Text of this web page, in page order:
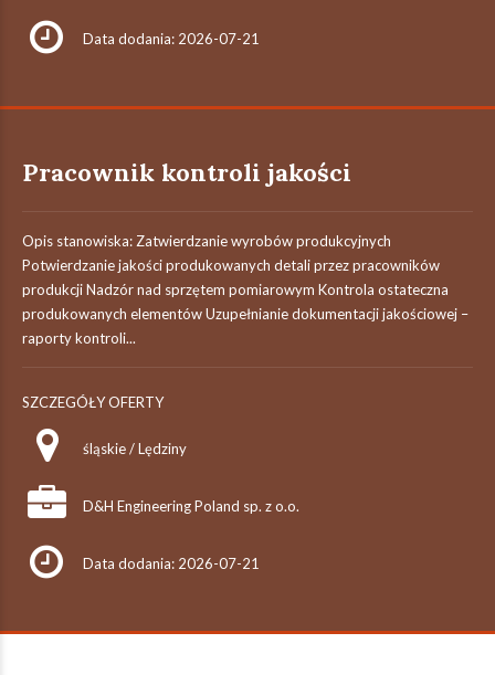
Data dodania: 2026-07-21
Pracownik kontroli jakości
Opis stanowiska: Zatwierdzanie wyrobów produkcyjnych
Potwierdzanie jakości produkowanych detali przez pracowników
produkcji Nadzór nad sprzętem pomiarowym Kontrola ostateczna
produkowanych elementów Uzupełnianie dokumentacji jakościowej –
raporty kontroli...
SZCZEGÓŁY OFERTY
śląskie / Lędziny
D&H Engineering Poland sp. z o.o.
Data dodania: 2026-07-21